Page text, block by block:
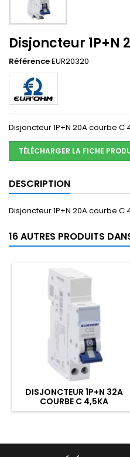
Disjoncteur 1P+N
RéférenceEUR20320
Disjoncteur 1P+N 20A courbe C
TÉLÉCHARGER LA FICHE
DESCRIPTION
Disjoncteur 1P+N 20A courbe C
16 AUTRES PRODUITS
DISJONCTEUR 1P+N 32A
COURBE C 4,5KA